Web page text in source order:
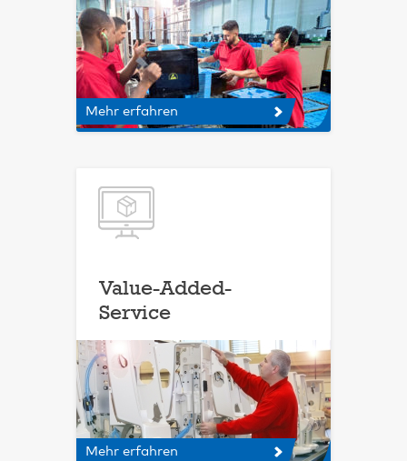
Mehr erfahren
Value-Added-
Service
Mehr erfahren